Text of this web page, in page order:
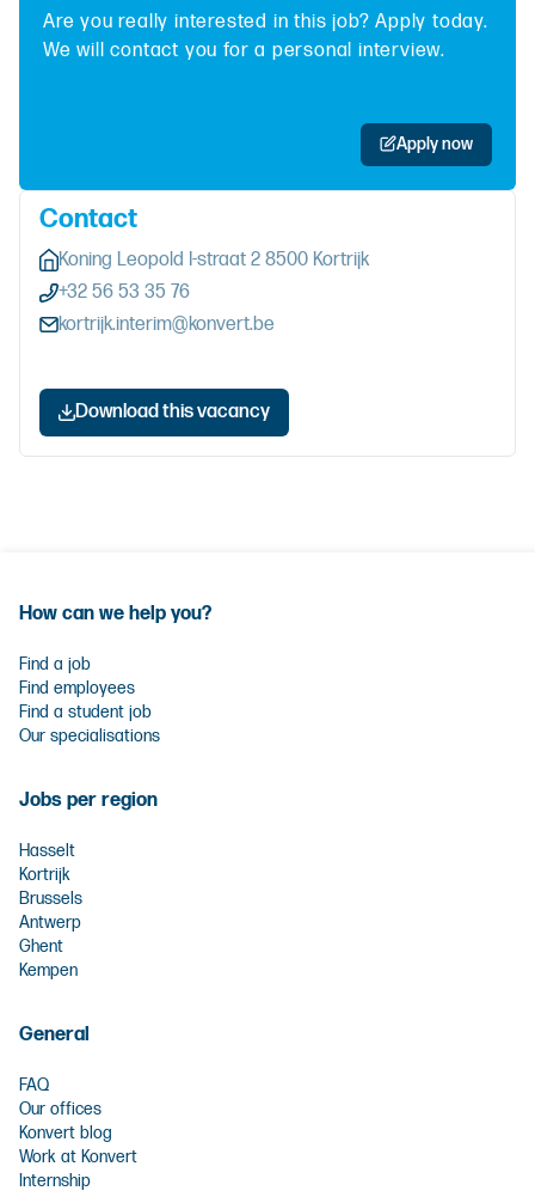
Are you really interested in this job? Apply today.
We will contact you for a personal interview.
Apply now
Contact
Koning Leopold I-straat 2 8500 Kortrijk
+32 56 53 35 76
kortrijk.interim@konvert.be
Download this vacancy
How can we help you?
Find a job
Find employees
Find a student job
Our specialisations
Jobs per region
Hasselt
Kortrijk
Brussels
Antwerp
Ghent
Kempen
General
FAQ
Our offices
Konvert blog
Work at Konvert
Internship